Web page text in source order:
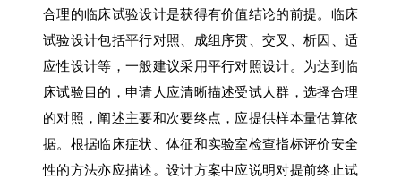
合理的临床试验设计是获得有价值结论的前提。临床
试验设计包括平行对照、成组序贯、交叉、析因、适
应性设计等，一般建议采用平行对照设计。为达到临
床试验目的，申请人应清晰描述受试人群，选择合理
的对照，阐述主要和次要终点，应提供样本量估算依
据。根据临床症状、体征和实验室检查指标评价安全
性的方法亦应描述。设计方案中应说明对提前终止试